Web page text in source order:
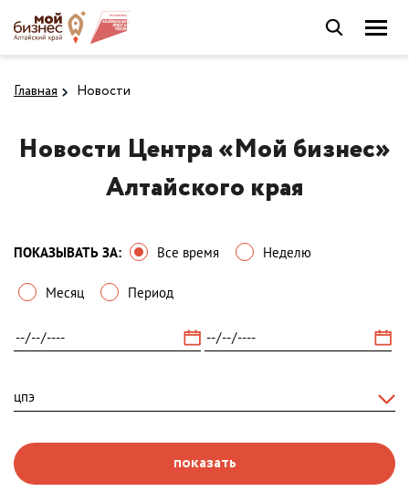
Главная Новости
Новости Центра «Мой бизнес»
Алтайского края
ПОКАЗЫВАТЬ ЗА: Все время Неделю
Месяц Период
показать